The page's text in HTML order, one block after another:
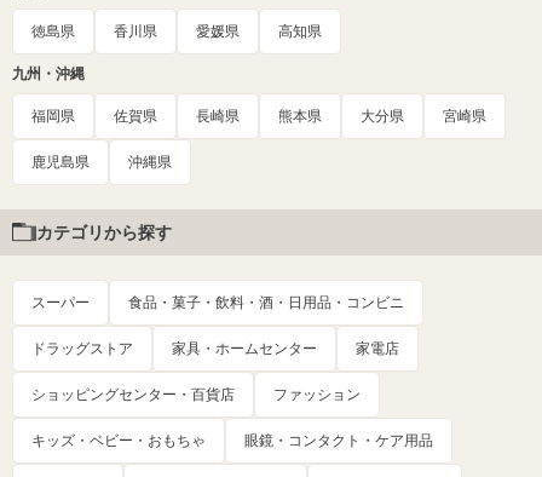
徳島県 香川県 愛媛県 高知県
九州・沖縄
福岡県 佐賀県 長崎県 熊本県 大分県 宮崎県
鹿児島県 沖縄県
カテゴリから探す
スーパー 食品・菓子・飲料・酒・日用品・コンビニ
ドラッグストア 家具・ホームセンター 家電店
ショッピングセンター・百貨店 ファッション
キッズ・ベビー・おもちゃ 眼鏡・コンタクト・ケア用品